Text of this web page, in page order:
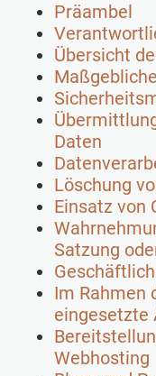
Präambel
Übersicht
Daten
Löschung
Einsatz von
Satzung
Im Rahmen
eingesetzte
Webhosting